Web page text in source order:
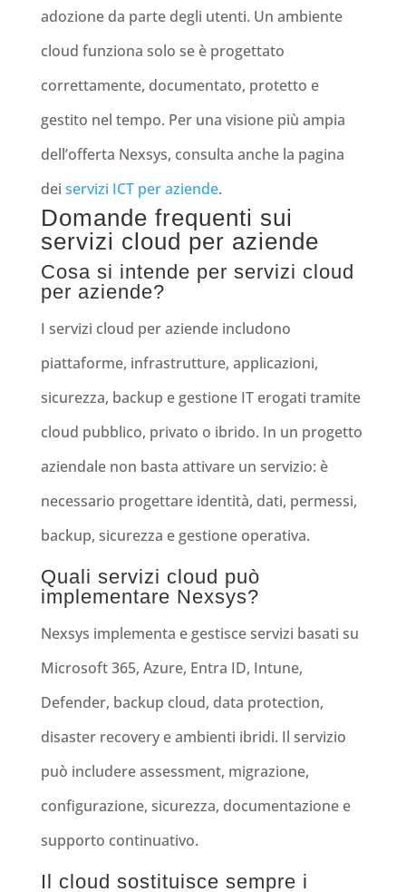
adozione da parte degli utenti. Un ambiente
cloud funziona solo se è progettato
correttamente, documentato, protetto e
gestito nel tempo. Per una visione più ampia
dell’offerta Nexsys, consulta anche la pagina
dei servizi ICT per aziende.
Domande frequenti sui
servizi cloud per aziende
Cosa si intende per servizi cloud
per aziende?
I servizi cloud per aziende includono
piattaforme, infrastrutture, applicazioni,
sicurezza, backup e gestione IT erogati tramite
cloud pubblico, privato o ibrido. In un progetto
aziendale non basta attivare un servizio: è
necessario progettare identità, dati, permessi,
backup, sicurezza e gestione operativa.
Quali servizi cloud può
implementare Nexsys?
Nexsys implementa e gestisce servizi basati su
Microsoft 365, Azure, Entra ID, Intune,
Defender, backup cloud, data protection,
disaster recovery e ambienti ibridi. Il servizio
può includere assessment, migrazione,
configurazione, sicurezza, documentazione e
supporto continuativo.
Il cloud sostituisce sempre i